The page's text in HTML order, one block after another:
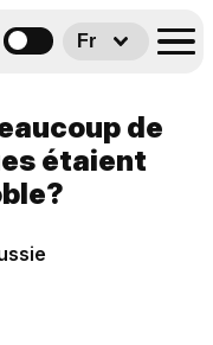
Fr
de
étaient